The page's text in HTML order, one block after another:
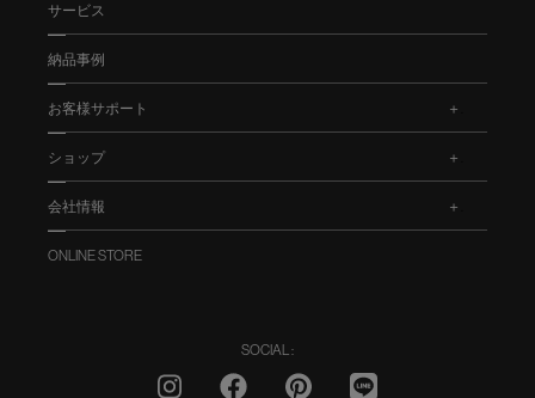
サービス
納品事例
お客様サポート
ショップ
会社情報
ONLINE STORE
SOCIAL :